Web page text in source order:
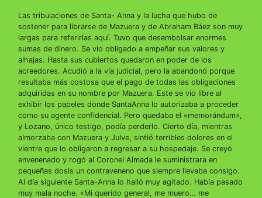
Las tribulaciones de Santa- Anna y la lucha que hubo de
sostener para librarse de Mazuera y de Abraham Báez son muy
largas para referirlas aquí. Tuvo que desembolsar enormes
sumas de dinero. Se vio obligado a empeñar sus valores y
alhajas. Hasta sus cubiertos quedaron en poder de los
acreedores. Acudió a la vía judicial, pero la abandonó porque
resultaba más costosa que el pago de todas las obligaciones
adquiridas en su nombre por Mazuera. Este se vio libre al
exhibir los papeles donde SantaAnna lo autorizaba a proceder
como su agente confidencial. Pero quedaba el «memorándum»,
y Lozano, único testigo, podía perderlo. Cierto día, mientras
almorzaba con Mazuera y Julve, sintió terribles dolores en el
vientre que lo obligaron a regresar a su hospedaje. Se creyó
envenenado y rogó al Coronel Almada le suministrara en
pequeñas dosis un contraveneno que siempre llevaba consigo.
Al día siguiente Santa-Anna lo halló muy agitado. Había pasado
muy mala noche. «Mi querido general, me muero… me